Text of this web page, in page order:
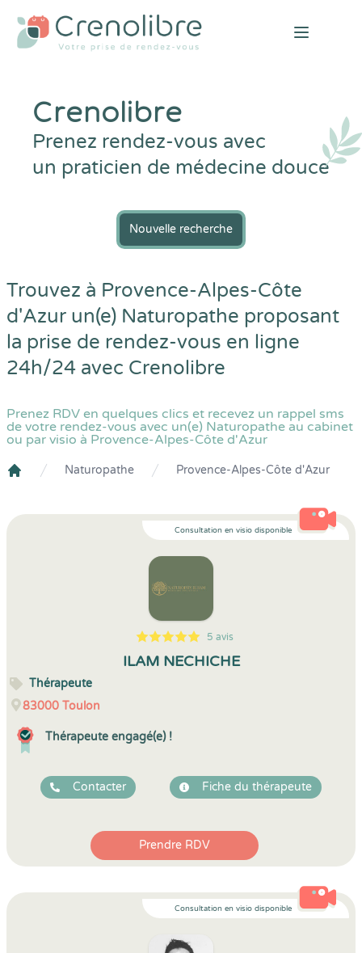
Open
Crenolibre
Prenez rendez-vous avec
un praticien de médecine douce
Nouvelle recherche
Trouvez à Provence-Alpes-Côte
d'Azur un(e) Naturopathe proposant
la prise de rendez-vous en ligne
24h/24 avec Crenolibre
Prenez RDV en quelques clics et recevez un rappel sms
de votre rendez-vous avec un(e) Naturopathe au cabinet
ou par visio à Provence-Alpes-Côte d'Azur
Naturopathe Provence-Alpes-Côte d'Azur
Consultation en visio disponible
5
1
5
5 5 avis
ILAM NECHICHE
Thérapeute
83000 Toulon
Thérapeute engagé(e) !
Contacter Fiche du thérapeute
Prendre RDV
Consultation en visio disponible